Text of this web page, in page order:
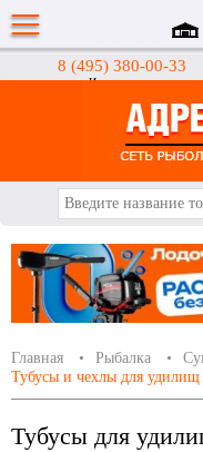
8 (495) 380-00-33
Интернет-магазин
Главная Рыбалка
Тубусы и чехлы для удилищ
Тубусы для